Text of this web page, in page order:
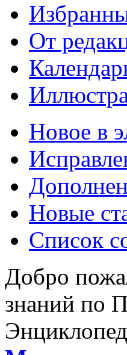
От
Новое в
Новые
Список
Добро
знаний по